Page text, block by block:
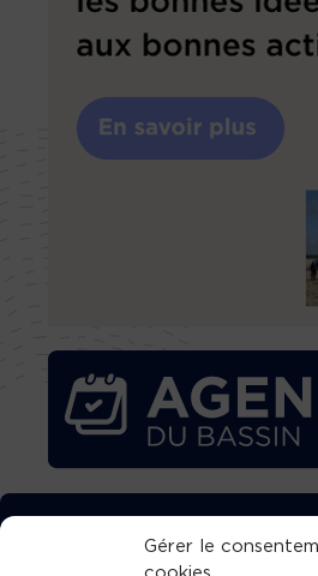
Gérer le
TÉLÉCHARGEZ